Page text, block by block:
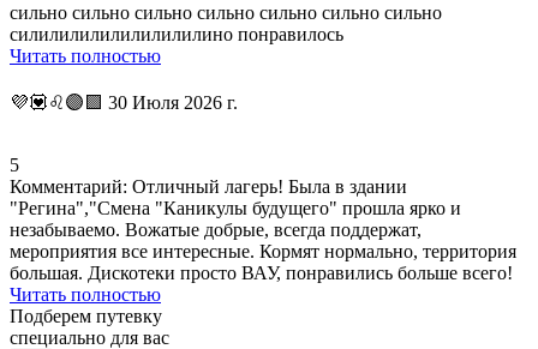
сильно сильно сильно сильно сильно сильно сильно
силилилилилилилилилино понравилось
Читать полностью
💜💟♌🟣🟪 30 Июля 2026 г.
5
Комментарий: Отличный лагерь! Была в здании
"Регина","Смена "Каникулы будущего" прошла ярко и
незабываемо. Вожатые добрые, всегда поддержат,
мероприятия все интересные. Кормят нормально, территория
большая. Дискотеки просто ВАУ, понравились больше всего!
Читать полностью
Подберем путевку
специально для вас